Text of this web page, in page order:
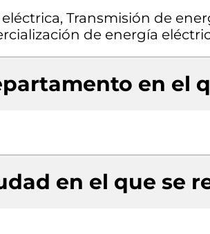
Transmisión de
de energía
en el
en el que se